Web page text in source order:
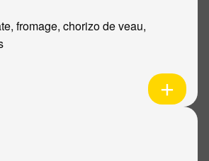
fromage, chorizo de veau,